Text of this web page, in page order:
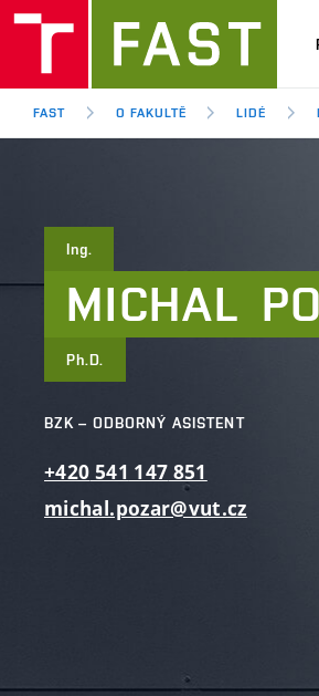
FAST O FAKULTĚ LIDÉ
Ing.
MICHAL
Ph.D.
BZK – ODBORNÝ ASISTENT
+420 541 147 851
michal.pozar@vut.cz